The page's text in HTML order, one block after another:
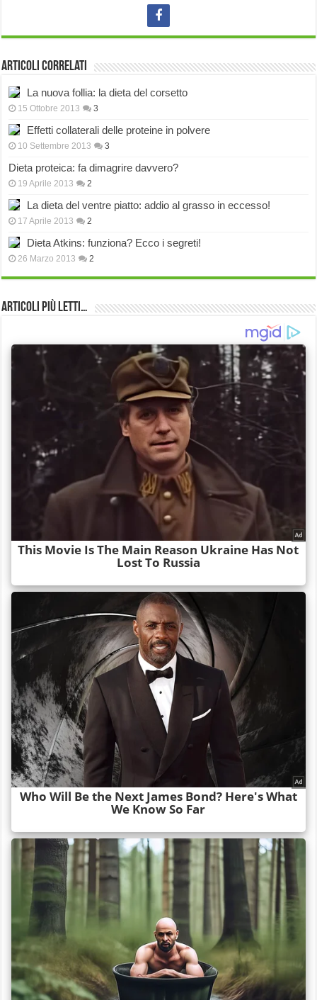
Articoli correlati
La nuova follia: la dieta del corsetto
15 Ottobre 2013 3
Effetti collaterali delle proteine in polvere
10 Settembre 2013 3
Dieta proteica: fa dimagrire davvero?
19 Aprile 2013 2
La dieta del ventre piatto: addio al grasso in eccesso!
17 Aprile 2013 2
Dieta Atkins: funziona? Ecco i segreti!
26 Marzo 2013 2
Articoli più Letti…